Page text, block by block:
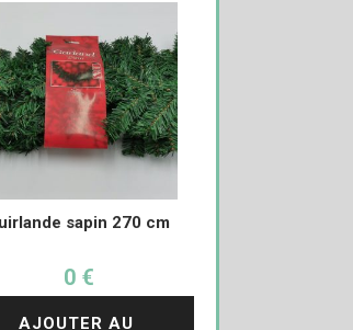
sapin 270 cm
0 €
AJOUTER AU